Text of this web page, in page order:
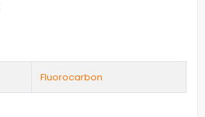
Fluorocarbon